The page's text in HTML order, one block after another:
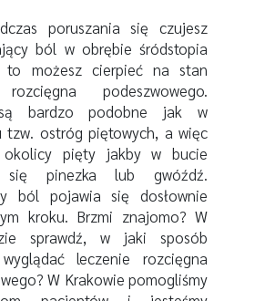
poruszania się czujesz
ból w obrębie śródstopia
możesz cierpieć na stan
podeszwowego.
bardzo podobne jak w
tzw. ostróg piętowych, a więc
okolicy pięty jakby w bucie
się pinezka lub gwóźdź.
ból pojawia się dosłownie
kroku. Brzmi znajomo? W
sprawdź, w jaki sposób
leczenie rozcięgna
W Krakowie pomogliśmy